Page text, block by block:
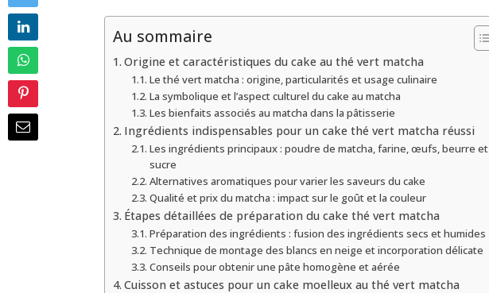
Au sommaire
Origine et caractéristiques du cake au thé vert matcha
Le thé vert matcha : origine, particularités et usage culinaire
La symbolique et l’aspect culturel du cake au matcha
Les bienfaits associés au matcha dans la pâtisserie
Ingrédients indispensables pour un cake thé vert matcha réussi
Les ingrédients principaux : poudre de matcha, farine, œufs, beurre et
sucre
Alternatives aromatiques pour varier les saveurs du cake
Qualité et prix du matcha : impact sur le goût et la couleur
Étapes détaillées de préparation du cake thé vert matcha
Préparation des ingrédients : fusion des ingrédients secs et humides
Technique de montage des blancs en neige et incorporation délicate
Conseils pour obtenir une pâte homogène et aérée
Cuisson et astuces pour un cake moelleux au thé vert matcha